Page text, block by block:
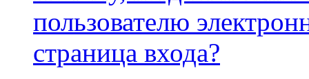
пользователю
страница входа?